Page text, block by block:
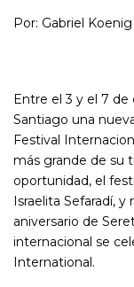
Por: Gabriel Koenig
Entre el 3 y el 7 de
Santiago una
Festival
más grande de su
oportunidad, el
Israelita Sefaradí,
aniversario de
internacional se
International.